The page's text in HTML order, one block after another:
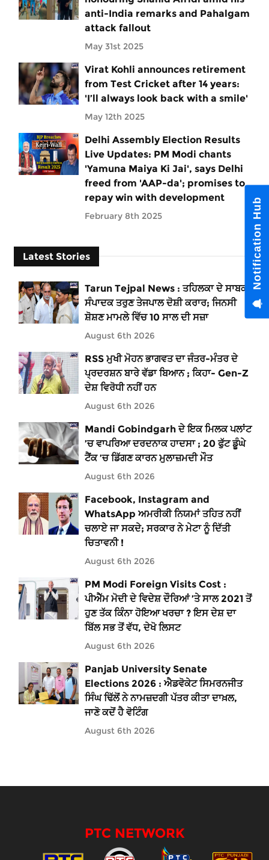
anti-India remarks and Pahalgam
attack fallout
May 31st 2025
Virat Kohli announces retirement
from Test Cricket after 14 years:
'I’ll always look back with a smile'
May 12th 2025
Delhi Assembly Election Results
Live Updates: PM Modi chants
'Yamuna Maiya Ki Jai', says Delhi
freed from 'AAP-da'; promises to
repay win with development
February 8th 2025
Latest Stories
Tarun Tejpal News : ਤਹਿਲਕਾ ਦੇ ਸਾਬਕਾ
ਸੰਪਾਦਕ ਤਰੁਣ ਤੇਜਪਾਲ ਦੋਸ਼ੀ ਕਰਾਰ; ਜਿਨਸੀ
ਸ਼ੋਸ਼ਣ ਮਾਮਲੇ ਵਿੱਚ 10 ਸਾਲ ਦੀ ਸਜ਼ਾ
August 6th 2026
RSS ਮੁਖੀ ਮੋਹਨ ਭਾਗਵਤ ਦਾ ਜੰਤਰ-ਮੰਤਰ ਦੇ
ਪ੍ਰਦਰਸ਼ਨ ਬਾਰੇ ਵੱਡਾ ਬਿਆਨ ; ਕਿਹਾ- Gen-Z
ਦੇਸ਼ ਵਿਰੋਧੀ ਨਹੀਂ ਹਨ
August 6th 2026
Mandi Gobindgarh ਦੇ ਇਕ ਮਿਲਕ ਪਲਾਂਟ
’ਚ ਵਾਪਰਿਆ ਦਰਦਨਾਕ ਹਾਦਸਾ ; 20 ਫੁੱਟ ਡੂੰਘੇ
ਟੈਂਕ ’ਚ ਡਿੱਗਣ ਕਾਰਨ ਮੁਲਾਜ਼ਮਦੀ ਮੌਤ
August 6th 2026
Facebook, Instagram and
WhatsApp ਅਮਰੀਕੀ ਨਿਯਮਾਂ ਤਹਿਤ ਨਹੀਂ
ਚਲਾਏ ਜਾ ਸਕਦੇ; ਸਰਕਾਰ ਨੇ ਮੇਟਾ ਨੂੰ ਦਿੱਤੀ
ਚਿਤਾਵਨੀ !
August 6th 2026
PM Modi Foreign Visits Cost :
ਪੀਐੱਮ ਮੋਦੀ ਦੇ ਵਿਦੇਸ਼ ਦੌਰਿਆਂ ’ਤੇ ਸਾਲ 2021 ਤੋਂ
ਹੁਣ ਤੱਕ ਕਿੰਨਾ ਹੋਇਆ ਖਰਚਾ ? ਇਸ ਦੇਸ਼ ਦਾ
ਬਿੱਲ ਸਭ ਤੋਂ ਵੱਧ, ਦੇਖੋ ਲਿਸਟ
August 6th 2026
Panjab University Senate
Elections 2026 : ਐਡਵੋਕੇਟ ਸਿਮਰਨਜੀਤ
ਸਿੰਘ ਢਿੱਲੋਂ ਨੇ ਨਾਮਜ਼ਦਗੀ ਪੱਤਰ ਕੀਤਾ ਦਾਖ਼ਲ,
ਜਾਣੋ ਕਦੋਂ ਹੈ ਵੋਟਿੰਗ
August 6th 2026
PTC NETWORK
Notification Hub